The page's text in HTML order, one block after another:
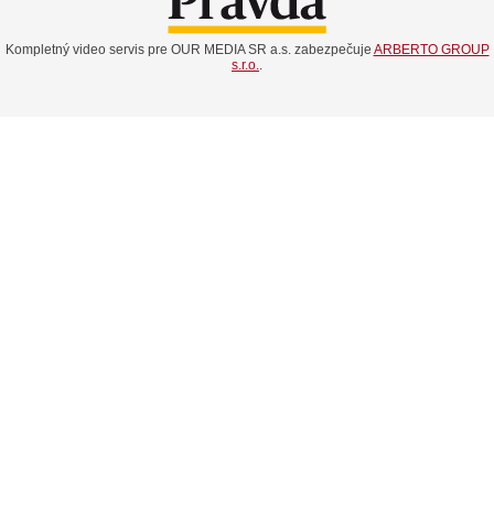
Kompletný video servis pre OUR MEDIA SR a.s. zabezpečuje ARBERTO GROUP
s.r.o.